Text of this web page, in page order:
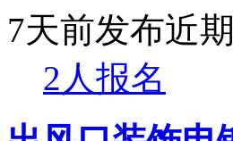
7天前发布近
2人报名